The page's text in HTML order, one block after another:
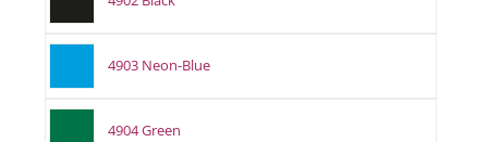
4903 Neon-Blue
4904 Green